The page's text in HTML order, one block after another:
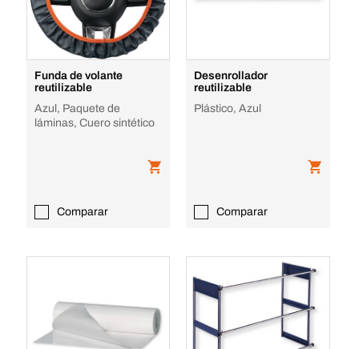
Funda de volante
reutilizable
Azul, Paquete de
láminas, Cuero sintético
Comparar
Desenrollador
reutilizable
Plástico, Azul
Comparar